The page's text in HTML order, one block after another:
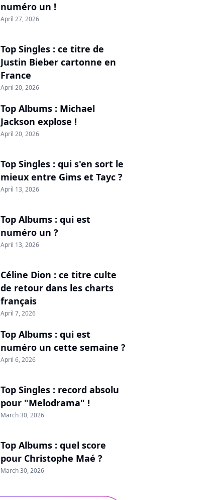
numéro un !
April 27, 2026
Top Singles : ce titre de
Justin Bieber cartonne en
France
April 20, 2026
Top Albums : Michael
Jackson explose !
April 20, 2026
Top Singles : qui s'en sort le
mieux entre Gims et Tayc ?
April 13, 2026
Top Albums : qui est
numéro un ?
April 13, 2026
Céline Dion : ce titre culte
de retour dans les charts
français
April 7, 2026
Top Albums : qui est
numéro un cette semaine ?
April 6, 2026
Top Singles : record absolu
pour "Melodrama" !
March 30, 2026
Top Albums : quel score
pour Christophe Maé ?
March 30, 2026